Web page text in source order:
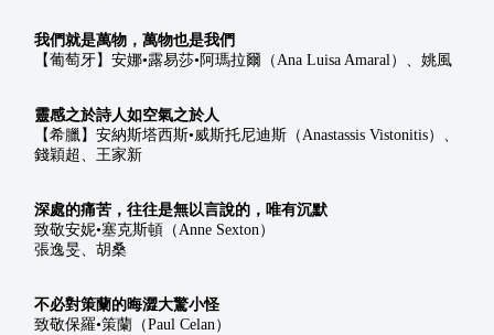
我們就是萬物，萬物也是我們
【葡萄牙】安娜•露易莎•阿瑪拉爾（Ana Luisa Amaral）、姚風
靈感之於詩人如空氣之於人
【希臘】安納斯塔西斯•威斯托尼迪斯（Anastassis Vistonitis）、
錢穎超、王家新
深處的痛苦，往往是無以言說的，唯有沉默
致敬安妮•塞克斯頓（Anne Sexton）
張逸旻、胡桑
不必對策蘭的晦澀大驚小怪
致敬保羅•策蘭（Paul Celan）